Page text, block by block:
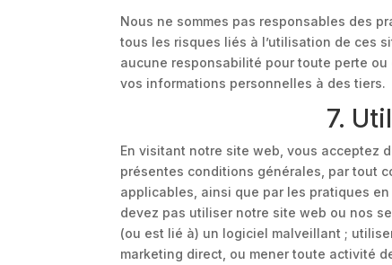
Nous ne sommes pas responsables des
tous les risques liés à l’utilisation de ces
aucune responsabilité pour toute perte
vos informations personnelles à des tiers.
7.
En visitant notre site web, vous acceptez
présentes conditions générales, par tout
applicables, ainsi que par les pratiques
devez pas utiliser notre site web ou nos
(ou est lié à) un logiciel malveillant ;
marketing direct, ou mener toute activité